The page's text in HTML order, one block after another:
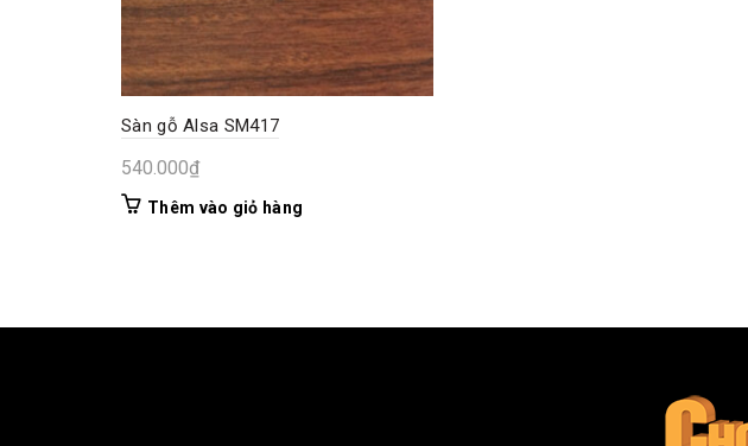
Sàn gỗ Alsa SM417
540.000₫
Thêm vào giỏ hàng